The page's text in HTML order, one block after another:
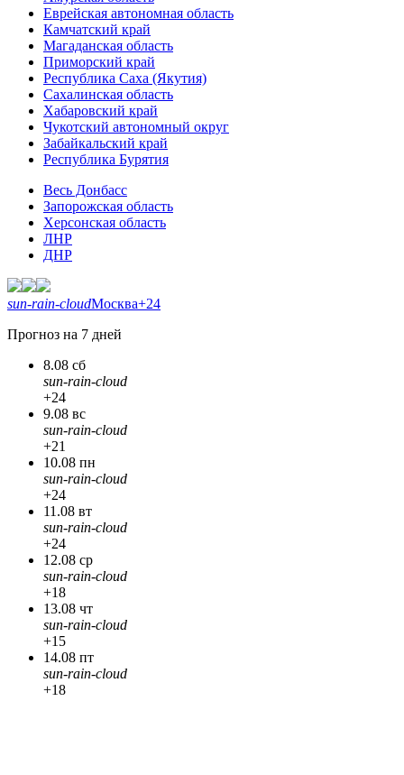
Еврейская автономная область
Камчатский край
Магаданская область
Приморский край
Республика Саха (Якутия)
Сахалинская область
Хабаровский край
Чукотский автономный округ
Забайкальский край
Республика Бурятия
Весь Донбасс
Запорожская область
Херсонская область
ЛНР
ДНР
sun-rain-cloudМосква+24
Прогноз на 7 дней
8.08 сб
sun-rain-cloud
+24
9.08 вс
sun-rain-cloud
+21
10.08 пн
sun-rain-cloud
+24
11.08 вт
sun-rain-cloud
+24
12.08 ср
sun-rain-cloud
+18
13.08 чт
sun-rain-cloud
+15
14.08 пт
sun-rain-cloud
+18